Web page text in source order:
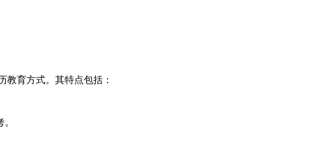
育方式。其特点包括：